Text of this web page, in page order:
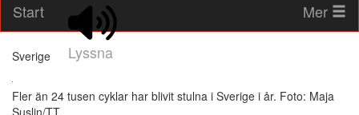
Start
Lyssna
Mer
Sverige
Fler än 24 tusen cyklar har blivit stulna i Sverige i år. Foto: Maja